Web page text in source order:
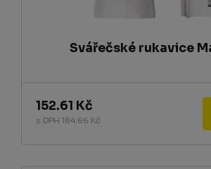
Svářečské rukavice
152.61 Kč
s DPH 184.66 Kč